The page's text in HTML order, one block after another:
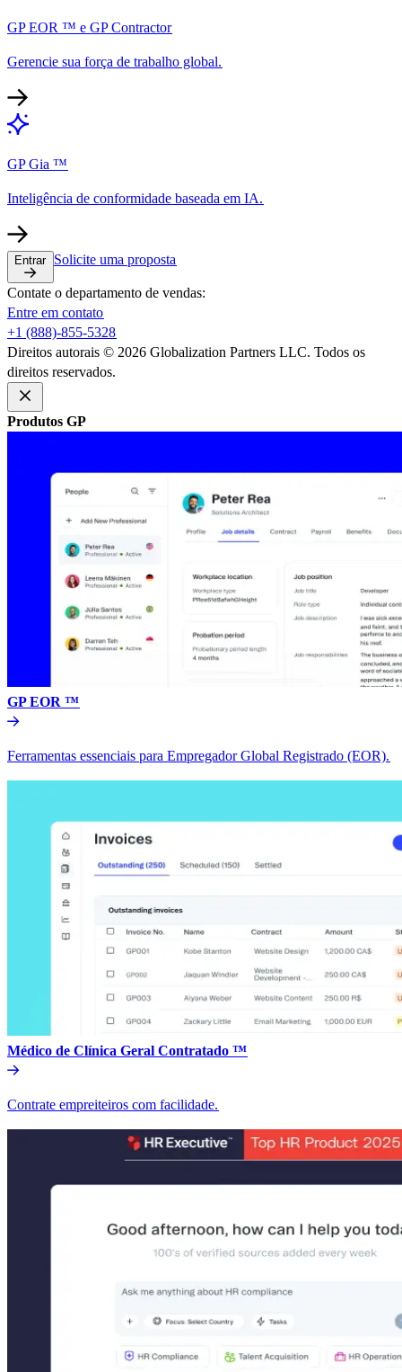
GP EOR ™ e GP Contractor​​
Gerencie sua força de trabalho global.​​
GP Gia ™​​
Inteligência de conformidade baseada em IA.​​
Entrar​​ Solicite uma proposta​​
Contate o departamento de vendas:​​
Entre em contato​​
+1 (888)-855-5328​​
Direitos autorais © 2026 Globalization Partners LLC. Todos os
direitos reservados.​​
Produtos GP​​
GP EOR ™​​
Ferramentas essenciais para Empregador Global Registrado (EOR).​​
Médico de Clínica Geral Contratado ™​​
Contrate empreiteiros com facilidade.​​